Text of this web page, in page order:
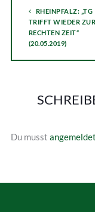
RHEINPFALZ: „TG
TRIFFT WIEDER ZUR
RECHTEN ZEIT“
(20.05.2019)
Du musst angemeldet